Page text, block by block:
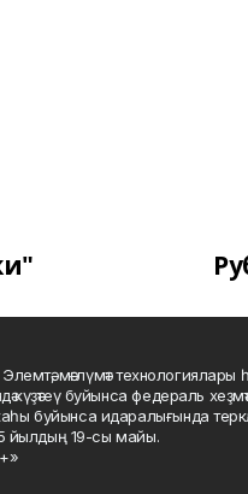
мәғлүмәт технологиялары
күҙәтеү буйынса федераль
буйынса идаралығында
йылдың 19-сы майы.